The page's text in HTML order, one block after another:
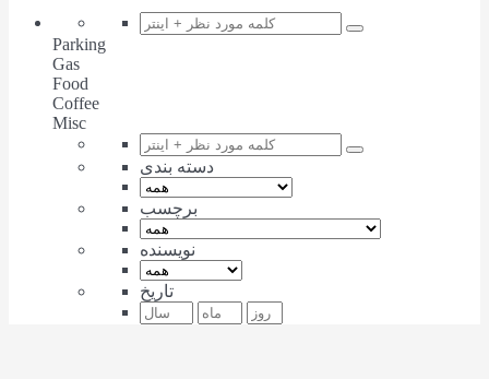
Parking
Gas
Food
Coffee
Misc
دسته بندی
برچسب
نویسنده
تاریخ